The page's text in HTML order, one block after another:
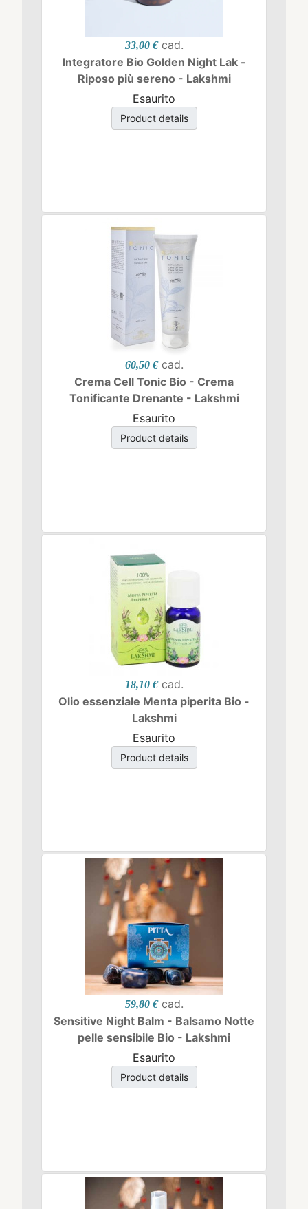
33,00 € cad.
Integratore Bio Golden Night Lak -
Riposo più sereno - Lakshmi
Esaurito
Product details
60,50 € cad.
Crema Cell Tonic Bio - Crema
Tonificante Drenante - Lakshmi
Esaurito
Product details
18,10 € cad.
Olio essenziale Menta piperita Bio -
Lakshmi
Esaurito
Product details
59,80 € cad.
Sensitive Night Balm - Balsamo Notte
pelle sensibile Bio - Lakshmi
Esaurito
Product details